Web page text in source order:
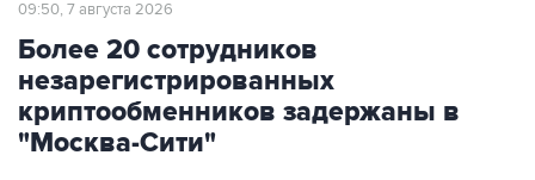
09:50, 7 августа 2026
Более 20 сотрудников
незарегистрированных
криптообменников задержаны в
"Москва-Сити"